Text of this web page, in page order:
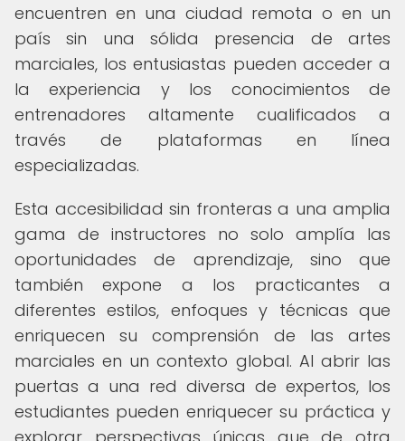
encuentren en una ciudad remota o en un
país sin una sólida presencia de artes
marciales, los entusiastas pueden acceder a
la experiencia y los conocimientos de
entrenadores altamente cualificados a
través de plataformas en línea
especializadas.
Esta accesibilidad sin fronteras a una amplia
gama de instructores no solo amplía las
oportunidades de aprendizaje, sino que
también expone a los practicantes a
diferentes estilos, enfoques y técnicas que
enriquecen su comprensión de las artes
marciales en un contexto global. Al abrir las
puertas a una red diversa de expertos, los
estudiantes pueden enriquecer su práctica y